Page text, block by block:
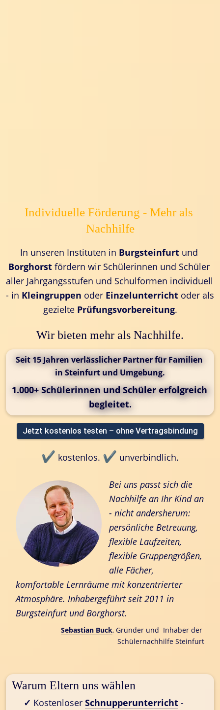
Individuelle Förderung - Mehr als
Nachhilfe
In unseren Instituten in Burgsteinfurt
Borghorst fördern wir Schülerinnen und Schüler
aller Jahrgangsstufen und Schulformen individuell
- in Kleingruppen oder Einzelunterricht oder als
gezielte Prüfungsvorbereitung.
Wir bieten mehr als Nachhilfe.
Seit 15 Jahren verlässlicher Partner für Familien
in Steinfurt und Umgebung.
1.000+ Schülerinnen und Schüler erfolgreich
begleitet.
Jetzt kostenlos testen – ohne Vertragsbindung
✔️ kostenlos. ✔️ unverbindlich.
Bei uns passt sich die
Nachhilfe an Ihr Kind an
- nicht andersherum:
persönliche Betreuung,
flexible Laufzeiten,
flexible Gruppengrößen,
alle Fächer,
komfortable Lernräume mit konzentrierter
Atmosphäre. Inhabergeführt seit 2011 in
Burgsteinfurt und Borghorst.
Sebastian Buck, Gründer und  Inhaber der
Schülernachhilfe Steinfurt
Warum Eltern uns wählen
✓ Kostenloser Schnupperunterricht -